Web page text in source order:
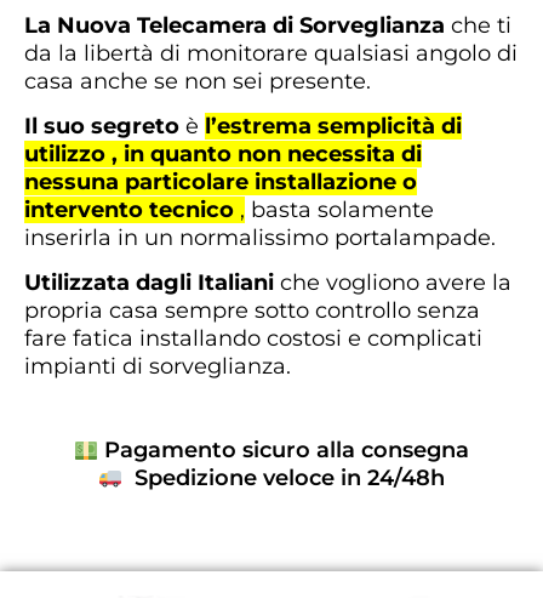
La Nuova Telecamera di Sorveglianza che ti
da la libertà di monitorare qualsiasi angolo di
casa anche se non sei presente.
Il suo segreto è l’estrema semplicità di
utilizzo , in quanto non necessita di
nessuna particolare installazione o
intervento tecnico , basta solamente
inserirla in un normalissimo portalampade.
Utilizzata dagli Italiani che vogliono avere la
propria casa sempre sotto controllo senza
fare fatica installando costosi e complicati
impianti di sorveglianza.
Pagamento sicuro alla consegna
Spedizione veloce in 24/48h